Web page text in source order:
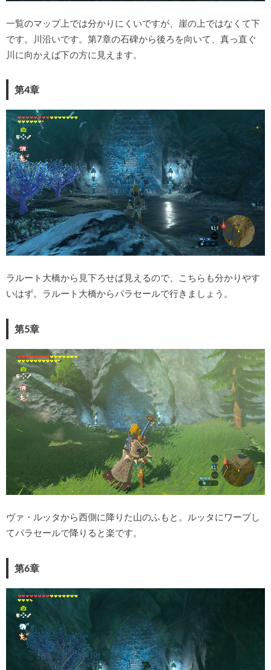
一覧のマップ上では分かりにくいですが、崖の上ではなくて下
です。川沿いです。第7章の石碑から後ろを向いて、真っ直ぐ
川に向かえば下の方に見えます。
第4章
ラルート大橋から見下ろせば見えるので、こちらも分かりやす
いはず。ラルート大橋からパラセールで行きましょう。
第5章
ヴァ・ルッタから西側に降りた山のふもと。ルッタにワープし
てパラセールで降りると楽です。
第6章